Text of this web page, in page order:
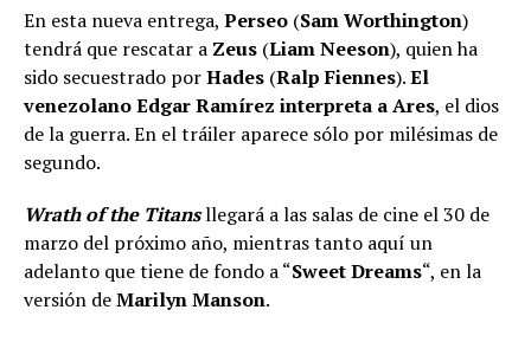
En esta nueva entrega, Perseo (Sam Worthington)
tendrá que rescatar a Zeus (Liam Neeson), quien ha
sido secuestrado porHades (Ralp Fiennes).El
venezolano Edgar Ramírez interpreta a Ares, el dios
de la guerra. En el tráiler aparece sólo por milésimas de
segundo.
Wrath of the Titansllegará a las salas de cine el 30 de
marzo del próximo año, mientras tanto aquí un
adelanto que tiene de fondo a “Sweet Dreams“, en la
versión deMarilyn Manson.